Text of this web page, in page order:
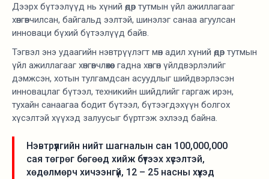
Дээрх бүтээлүүд нь хүний өдөр тутмын үйл ажиллагааг
хөнгөвчилсан, байгальд ээлтэй, шинэлэг санаа агуулсан
инноваци бүхий бүтээлүүд байв.
Тэгвэл энэ удаагийн нэвтрүүлэгт мөн адил хүний өдөр тутмын
үйл ажиллагааг хөнгөвчлөхөөс гадна хөнгөн үйлдвэрлэлийг
дэмжсэн, хотын тулгамдсан асуудлыг шийдвэрлэсэн
инновацлаг бүтээл, техникийн шийдлийг гаргаж ирэн,
тухайн санаагаа бодит бүтээл, бүтээгдэхүүн болгох
хүсэлтэй хүүхэд залуусыг бүртгэж эхлээд байна.
Нэвтрүүлгийн нийт шагналын сан 100,000,000
сая төгрөг бөгөөд хийж бүтээх хүсэлтэй,
хөдөлмөрч хичээнгүй, 12 – 25 насны хүүхэд